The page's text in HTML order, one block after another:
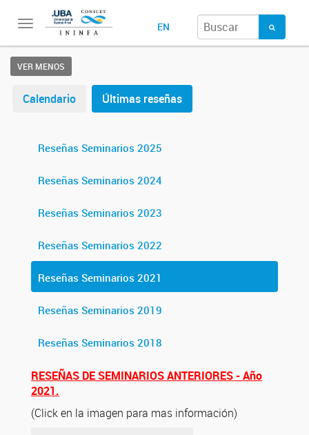
Toggle
navigation
EN
VER MENOS
Calendario Últimas reseñas
Reseñas Seminarios 2025
Reseñas Seminarios 2024
Reseñas Seminarios 2023
Reseñas Seminarios 2022
Reseñas Seminarios 2021
Reseñas Seminarios 2019
Reseñas Seminarios 2018
RESEÑAS DE SEMINARIOS ANTERIORES - Año
2021.
(Click en la imagen para mas información)